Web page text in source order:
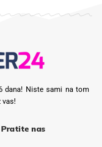
dana! Niste sami na tom
vas!
Pratite nas